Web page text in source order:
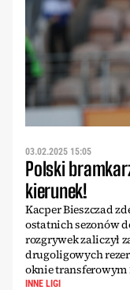
03.02.2025 15:05
Polski
kierunek!
Kacper Bieszczad
ostatnich sezonów
rozgrywek zaliczył
drugoligowych
oknie transferowym
INNE LIGI